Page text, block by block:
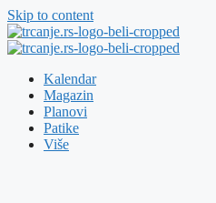
Skip to content
Kalendar
Magazin
Planovi
Patike
Više